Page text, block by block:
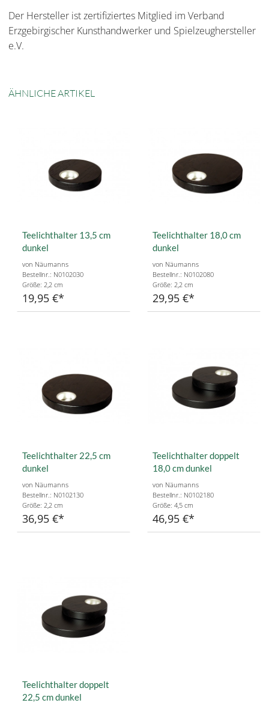
Der Hersteller ist zertifiziertes Mitglied im Verband
Erzgebirgischer Kunsthandwerker und Spielzeughersteller
e.V.
ÄHNLICHE ARTIKEL
Teelichthalter 13,5 cm
dunkel
von Näumanns
Bestellnr.: N0102030
Größe: 2,2 cm
19,95 €
Teelichthalter 18,0 cm
dunkel
von Näumanns
Bestellnr.: N0102080
Größe: 2,2 cm
29,95 €
Teelichthalter 22,5 cm
dunkel
von Näumanns
Bestellnr.: N0102130
Größe: 2,2 cm
36,95 €
Teelichthalter doppelt
18,0 cm dunkel
von Näumanns
Bestellnr.: N0102180
Größe: 4,5 cm
46,95 €
Teelichthalter doppelt
22,5 cm dunkel